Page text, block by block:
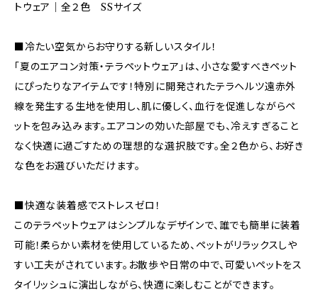
トウェア｜全２色 SSサイズ
■冷たい空気からお守りする新しいスタイル！
「夏のエアコン対策・テラペットウェア」は、小さな愛すべきペット
にぴったりなアイテムです！特別に開発されたテラヘルツ遠赤外
線を発生する生地を使用し、肌に優しく、血行を促進しながらペ
ットを包み込みます。エアコンの効いた部屋でも、冷えすぎること
なく快適に過ごすための理想的な選択肢です。全２色から、お好き
な色をお選びいただけます。
■快適な装着感でストレスゼロ！
このテラペットウェアはシンプルなデザインで、誰でも簡単に装着
可能！柔らかい素材を使用しているため、ペットがリラックスしや
すい工夫がされています。お散歩や日常の中で、可愛いペットをス
タイリッシュに演出しながら、快適に楽しむことができます。